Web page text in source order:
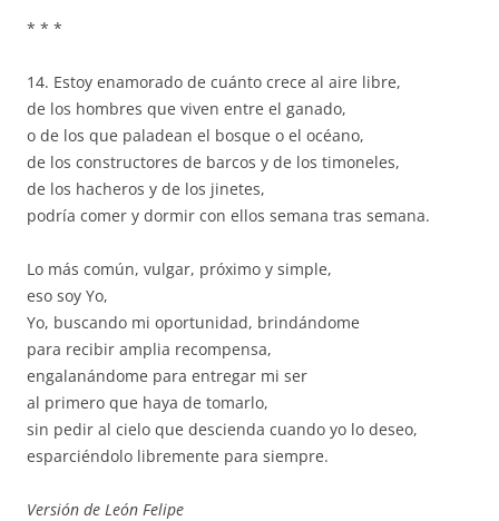
* * *
14. Estoy enamorado de cuánto crece al aire libre,
de los hombres que viven entre el ganado,
o de los que paladean el bosque o el océano,
de los constructores de barcos y de los timoneles,
de los hacheros y de los jinetes,
podría comer y dormir con ellos semana tras semana.
Lo más común, vulgar, próximo y simple,
eso soy Yo,
Yo, buscando mi oportunidad, brindándome
para recibir amplia recompensa,
engalanándome para entregar mi ser
al primero que haya de tomarlo,
sin pedir al cielo que descienda cuando yo lo deseo,
esparciéndolo libremente para siempre.
Versión de León Felipe